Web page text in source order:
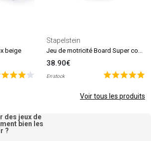
beige
Stapelstein
38.90€
En stock
Voir tous les produits
des jeux de
bien les
?